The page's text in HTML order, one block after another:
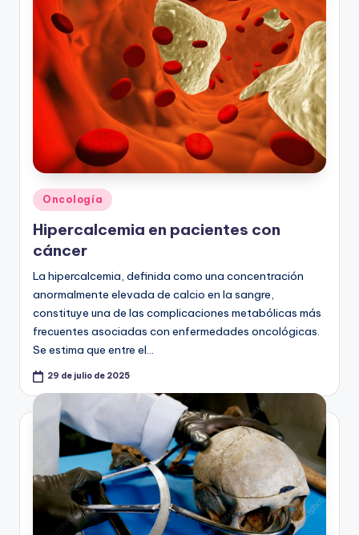
Publicado
en
Oncología
Hipercalcemia en pacientes con
cáncer
La hipercalcemia, definida como una concentración
anormalmente elevada de calcio en la sangre,
constituye una de las complicaciones metabólicas más
frecuentes asociadas con enfermedades oncológicas.
Se estima que entre el…
29 de julio de 2025